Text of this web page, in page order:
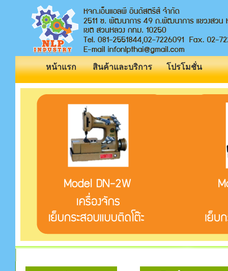
หน้าแรก สินค้าและบริการ โปรโมชั่น